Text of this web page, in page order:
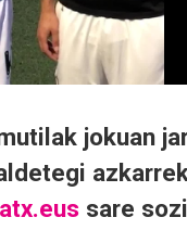
jokuan
sare